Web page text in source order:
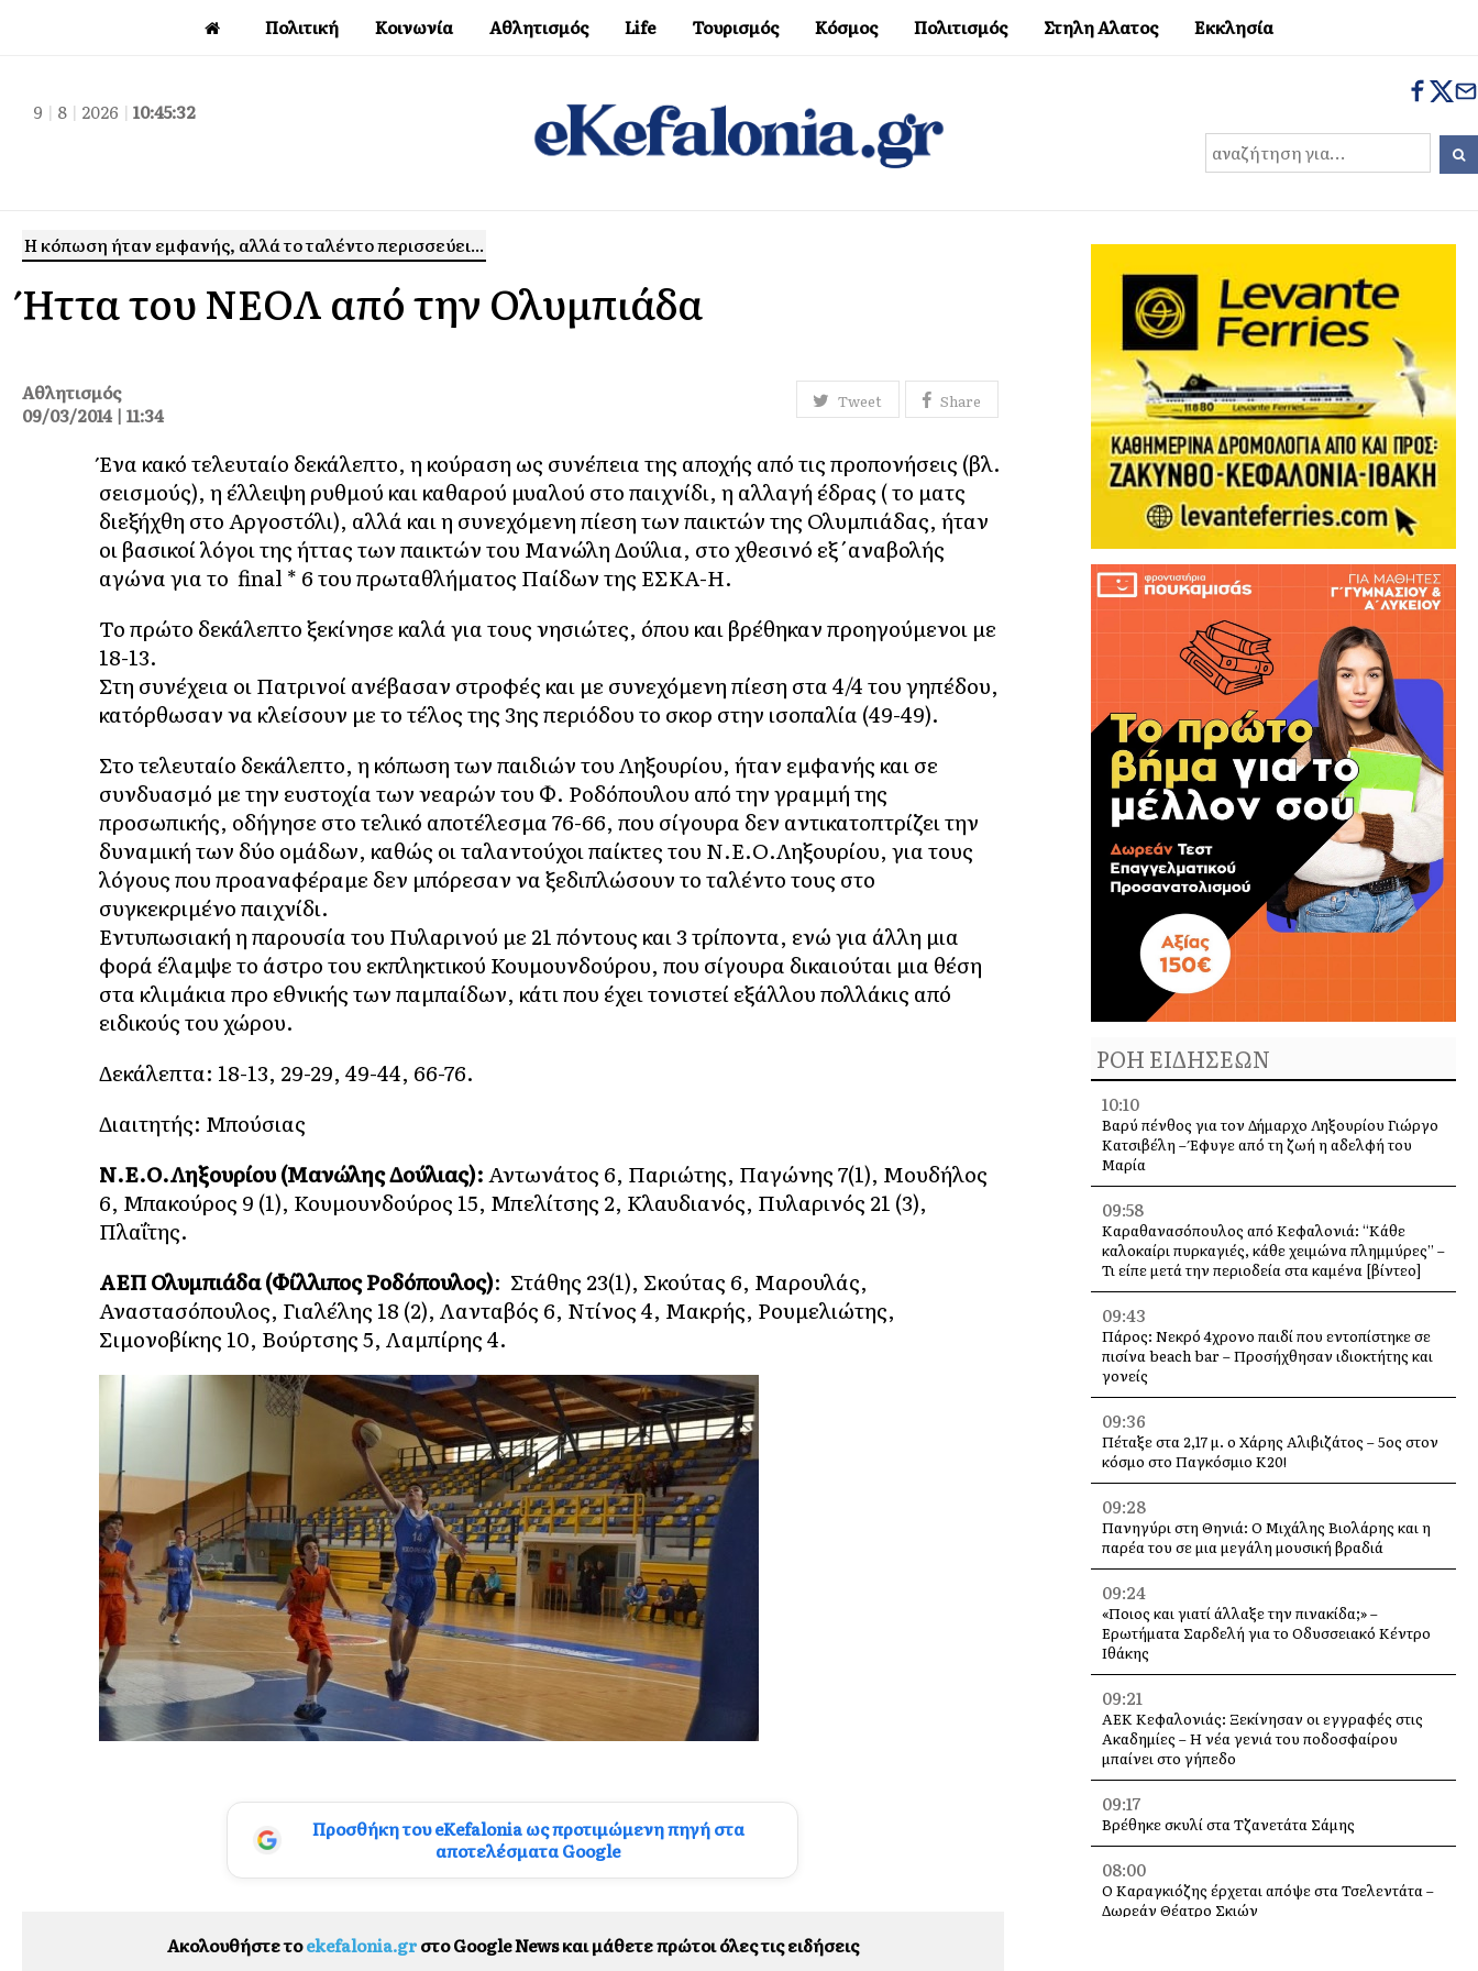
Πολιτική Κοινωνία Αθλητισμός Life Τουρισμός Κόσμος Πολιτισμός Στηλη Αλατος Εκκλησία
9 | 8 | 2026 | 10:45:33
Η κόπωση ήταν εμφανής, αλλά το ταλέντο περισσεύει...
Ήττα του ΝΕΟΛ από την Ολυμπιάδα
Tweet Share
Αθλητισμός
09/03/2014 | 11:34
Ένα κακό τελευταίο δεκάλεπτο, η κούραση ως συνέπεια της αποχής από τις προπονήσεις (βλ.
σεισμούς), η έλλειψη ρυθμού και καθαρού μυαλού στο παιχνίδι, η αλλαγή έδρας ( το ματς
διεξήχθη στο Αργοστόλι), αλλά και η συνεχόμενη πίεση των παικτών της Ολυμπιάδας, ήταν
οι βασικοί λόγοι της ήττας των παικτών του Μανώλη Δούλια, στο χθεσινό εξ΄αναβολής
αγώνα για το final * 6 του πρωταθλήματος Παίδων της ΕΣΚΑ-Η.
Το πρώτο δεκάλεπτο ξεκίνησε καλά για τους νησιώτες, όπου και βρέθηκαν προηγούμενοι με
18-13.
Στη συνέχεια οι Πατρινοί ανέβασαν στροφές και με συνεχόμενη πίεση στα 4/4 του γηπέδου,
κατόρθωσαν να κλείσουν με το τέλος της 3ης περιόδου το σκορ στην ισοπαλία (49-49).
Στο τελευταίο δεκάλεπτο, η κόπωση των παιδιών του Ληξουρίου, ήταν εμφανής και σε
συνδυασμό με την ευστοχία των νεαρών του Φ. Ροδόπουλου από την γραμμή της
προσωπικής, οδήγησε στο τελικό αποτέλεσμα 76-66, που σίγουρα δεν αντικατοπτρίζει την
δυναμική των δύο ομάδων, καθώς οι ταλαντούχοι παίκτες του Ν.Ε.Ο.Ληξουρίου, για τους
λόγους που προαναφέραμε δεν μπόρεσαν να ξεδιπλώσουν το ταλέντο τους στο
συγκεκριμένο παιχνίδι.
Εντυπωσιακή η παρουσία του Πυλαρινού με 21 πόντους και 3 τρίποντα, ενώ για άλλη μια
φορά έλαμψε το άστρο του εκπληκτικού Κουμουνδούρου, που σίγουρα δικαιούται μια θέση
στα κλιμάκια προ εθνικής των παμπαίδων, κάτι που έχει τονιστεί εξάλλου πολλάκις από
ειδικούς του χώρου.
Δεκάλεπτα: 18-13, 29-29, 49-44, 66-76.
Διαιτητής: Μπούσιας
Ν.Ε.Ο.Ληξουρίου (Μανώλης Δούλιας):Αντωνάτος 6, Παριώτης, Παγώνης 7(1), Μουδήλος
6, Μπακούρος 9 (1), Κουμουνδούρος 15, Μπελίτσης 2, Κλαυδιανός, Πυλαρινός 21 (3),
Πλαΐτης.
ΑΕΠ Ολυμπιάδα (Φίλλιπος Ροδόπουλος): Στάθης 23(1), Σκούτας 6, Μαρουλάς,
Αναστασόπουλος, Γιαλέλης 18 (2), Λανταβός 6, Ντίνος 4, Μακρής, Ρουμελιώτης,
Σιμονοβίκης 10, Βούρτσης 5, Λαμπίρης 4.
Προσθήκη του eKefalonia ως προτιμώμενη πηγή στα
αποτελέσματα Google
Ακολουθήστε τοekefalonia.grστο Google News και μάθετε πρώτοι όλες τις ειδήσεις
ΡΟΗ ΕΙΔΗΣΕΩΝ
10:10
Βαρύ πένθος για τον Δήμαρχο Ληξουρίου Γιώργο
Κατσιβέλη – Έφυγε από τη ζωή η αδελφή του
Μαρία
09:58
Καραθανασόπουλος από Κεφαλονιά: “Κάθε
καλοκαίρι πυρκαγιές, κάθε χειμώνα πλημμύρες” –
Τι είπε μετά την περιοδεία στα καμένα [βίντεο]
09:43
Πάρος: Νεκρό 4χρονο παιδί που εντοπίστηκε σε
πισίνα beach bar – Προσήχθησαν ιδιοκτήτης και
γονείς
09:36
Πέταξε στα 2,17 μ. ο Χάρης Αλιβιζάτος – 5ος στον
κόσμο στο Παγκόσμιο Κ20!
09:28
Πανηγύρι στη Θηνιά: Ο Μιχάλης Βιολάρης και η
παρέα του σε μια μεγάλη μουσική βραδιά
09:24
«Ποιος και γιατί άλλαξε την πινακίδα;» –
Ερωτήματα Σαρδελή για το Οδυσσειακό Κέντρο
Ιθάκης
09:21
ΑΕΚ Κεφαλονιάς: Ξεκίνησαν οι εγγραφές στις
Ακαδημίες – Η νέα γενιά του ποδοσφαίρου
μπαίνει στο γήπεδο
09:17
Βρέθηκε σκυλί στα Τζανετάτα Σάμης
08:00
Ο Καραγκιόζης έρχεται απόψε στα Τσελεντάτα –
Δωρεάν Θέατρο Σκιών